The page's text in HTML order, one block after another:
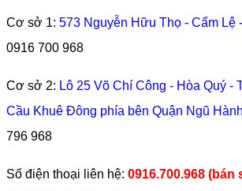
Cơ sở 1: 573 Nguyễn Hữu Thọ - Cẩm Lệ
0916 700 968
Cơ sở 2: Lô 25 Võ Chí Công - Hòa Quý -
Cầu Khuê Đông phía bên Quận Ngũ
796 968
​Số điện thoại liên hệ: 0916.700.968 (bán